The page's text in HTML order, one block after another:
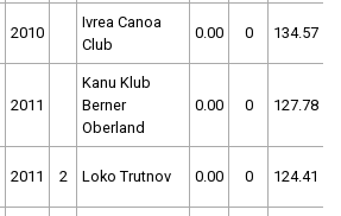
2010
Ivrea Canoa
Club
0.00 0 134.57
2011
Kanu Klub
Berner
Oberland
0.00 0 127.78
2011 2 Loko Trutnov 0.00 0 124.41